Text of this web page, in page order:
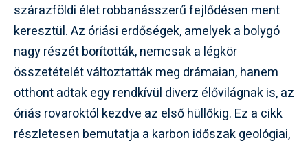
szárazföldi élet robbanásszerű fejlődésen ment
keresztül. Az óriási erdőségek, amelyek a bolygó
nagy részét borították, nemcsak a légkör
összetételét változtatták meg drámaian, hanem
otthont adtak egy rendkívül diverz élővilágnak is, az
óriás rovaroktól kezdve az első hüllőkig. Ez a cikk
részletesen bemutatja a karbon időszak geológiai,